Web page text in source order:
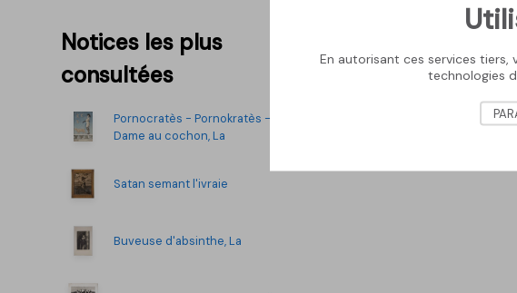
Notices les plus
consultées
Pornocratès - Pornokratès -
Dame au cochon, La
Satan semant l'ivraie
Buveuse d'absinthe, La
En autorisant ces services
technologies